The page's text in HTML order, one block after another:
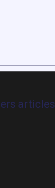
articles